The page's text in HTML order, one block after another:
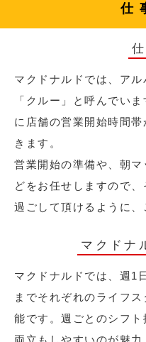
仕
マクドナルドでは、ア
「クルー」と呼んでい
に店舗の営業開始時間
きます。
営業開始の準備や、朝
どをお任せしますので
過ごして頂けるように、
マクドナ
マクドナルドでは、週1
までそれぞれのライフ
能です。週ごとのシフ